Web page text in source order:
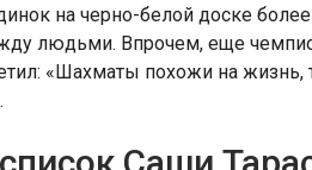
на черно-белой доске
людьми. Впрочем, еще
«Шахматы похожи на жизнь,